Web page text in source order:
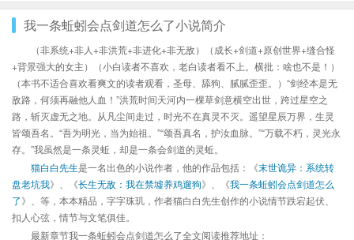
我一条蚯蚓会点剑道怎么了小说简介
（非系统+非人+非洪荒+非进化+非无敌）（成长+剑道+原创世界+缝合怪
+背景强大的女主）（小白读者不喜欢，老白读者看不上。横批：啥也不是！）
（本书不适合喜欢看爽文的读者观看，圣母、舔狗、腻腻歪歪。）“剑经本是无
敌路，何须再融他人血！”洪荒时间天河内一棵草剑意横空出世，跨过星空之
路，斩灭虚无之地。从凡尘间走过，时光不在真灵不灭。遥望星辰万界，生灵
皆颂吾名。“吾为明光，当为始祖。”“颂吾真名，护汝血脉。”“万载不朽，灵光永
存。”我虽然是一条灵蚯，却是一条会剑道的灵蚯。
猫白白先生是一名出色的小说作者，他的作品包括：《末世诡异：系统转
盘老坑我》、《长生无敌：我在禁墟养鸡遛狗》、《我一条蚯蚓会点剑道怎么
了》、等，本本精品，字字珠玑，作者猫白白先生创作的小说情节跌宕起伏、
扣人心弦，情节与文笔俱佳。
最新章节我一条蚯蚓会点剑道怎么了全文阅读推荐地址：